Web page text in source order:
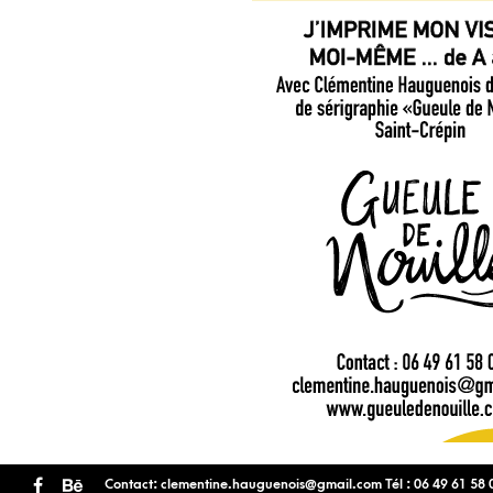
Contact: clementine.hauguenois@gmail.com Tél : 06 49 61 58